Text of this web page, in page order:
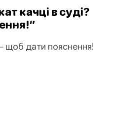
качці в суді?
щоб дати пояснення!